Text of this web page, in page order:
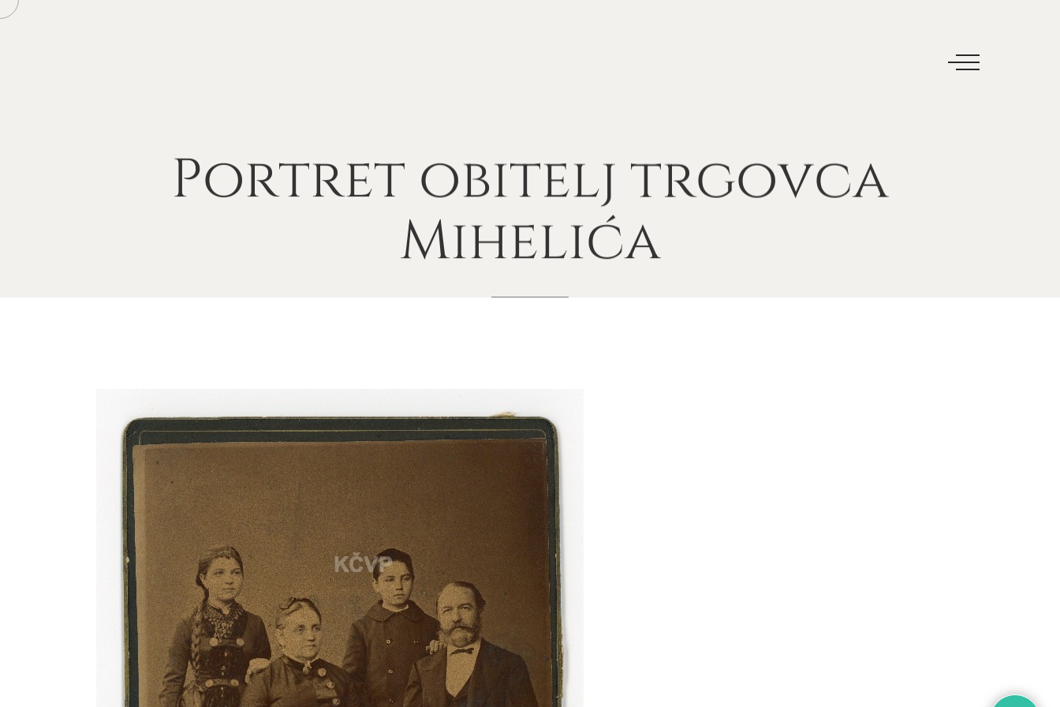
Portret obitelj trgovca
Mihelića